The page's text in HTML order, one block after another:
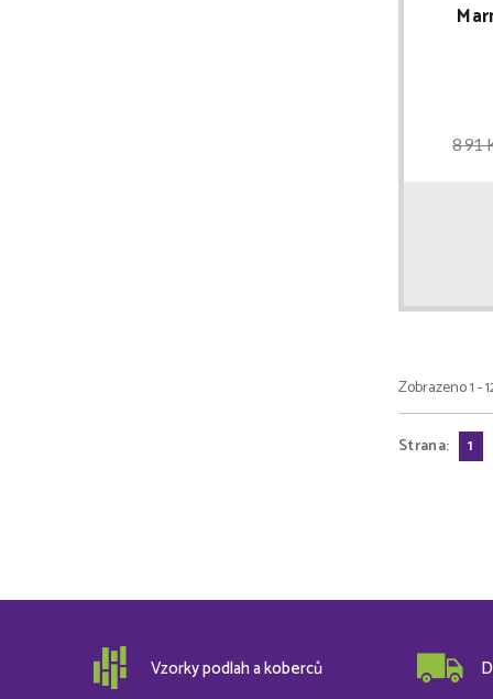
891
Zobrazeno 1 -
Strana: 1
Vzorky podlah a koberců